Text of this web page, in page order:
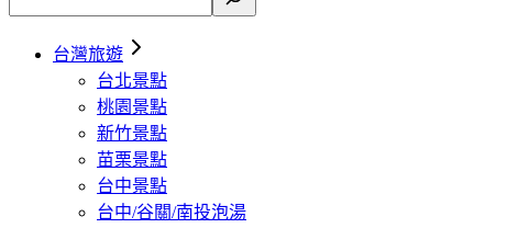
台灣旅遊
台北景點
桃園景點
新竹景點
苗栗景點
台中景點
台中/谷關/南投泡湯